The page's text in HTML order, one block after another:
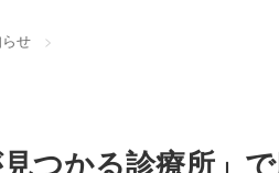
せ >
見つかる診療所」